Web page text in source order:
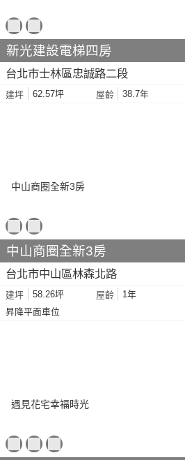
新光建設電梯四房
台北市士林區忠誠路二段
建坪 62.57坪 屋齡 38.7年
中山商圈全新3房
台北市中山區林森北路
建坪 58.26坪 屋齡 1年
昇降平面車位